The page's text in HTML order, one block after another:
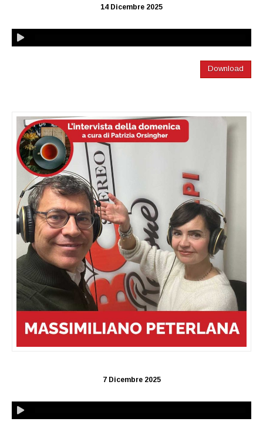
14 Dicembre 2025
Download
7 Dicembre 2025